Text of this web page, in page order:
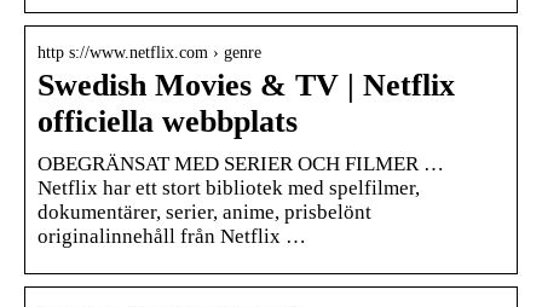
http s://www.netflix.com › genre
Swedish Movies & TV | Netflix
officiella webbplats
OBEGRÄNSAT MED SERIER OCH FILMER …
Netflix har ett stort bibliotek med spelfilmer,
dokumentärer, serier, anime, prisbelönt
originalinnehåll från Netflix …